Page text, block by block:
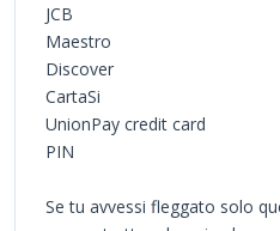
JCB
Maestro
Discover
CartaSi
UnionPay credit card
PIN
Se tu avvessi fleggato solo